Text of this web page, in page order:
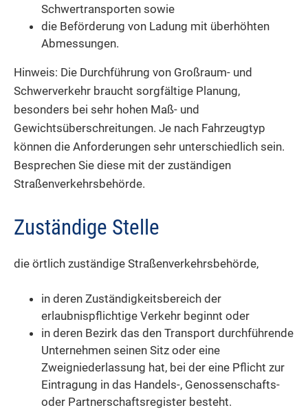
Schwertransporten sowie
die Beförderung von Ladung mit überhöhten
Abmessungen.
Hinweis: Die Durchführung von Großraum- und
Schwerverkehr braucht sorgfältige Planung,
besonders bei sehr hohen Maß- und
Gewichtsüberschreitungen. Je nach Fahrzeugtyp
können die Anforderungen sehr unterschiedlich sein.
Besprechen Sie diese mit der zuständigen
Straßenverkehrsbehörde.
Zuständige Stelle
die örtlich zuständige Straßenverkehrsbehörde,
in deren Zuständigkeitsbereich der
erlaubnispflichtige Verkehr beginnt oder
in deren Bezirk das den Transport durchführende
Unternehmen seinen Sitz oder eine
Zweigniederlassung hat, bei der eine Pflicht zur
Eintragung in das Handels-, Genossenschafts-
oder Partnerschaftsregister besteht.